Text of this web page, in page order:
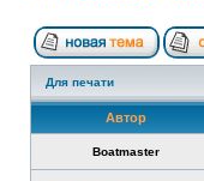
Для печати
Автор
Boatmaster